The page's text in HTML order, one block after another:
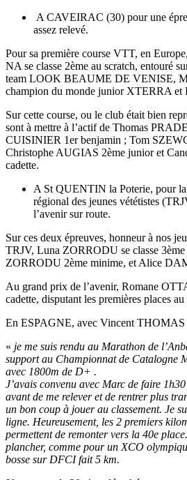
A CAVEIRAC (30) pour une
assez relevé.
Pour sa première course VTT, en
NA se classe 2ème au scratch, entouré
team LOOK BEAUME DE VENISE,
champion du monde junior XTERRA
Sur cette course, ou le club était bien
sont à mettre à l’actif de Thomas
CUISINIER 1er benjamin ; Tom
Christophe AUGIAS 2ème junior et
cadette.
A St QUENTIN la Poterie, pour la
régional des jeunes vététistes
l’avenir sur route.
Sur ces deux épreuves, honneur à nos
TRJV, Luna ZORRODU se classe 3ème
ZORRODU 2ème minime, et Alice
Au grand prix de l’avenir, Romane
cadette, disputant les premières places au
En ESPAGNE, avec Vincent THOMAS
« je me suis rendu au Marathon de
support au Championnat de Catalogne
avec 1800m de D+ .
J’avais convenu avec Marc de faire
avant de me relever et de rentrer plus
un bon coup à jouer au classement. Je
ligne. Heureusement, les 2 premiers
permettent de remonter vers la 40e
plancher, comme pour un XCO
bosse sur DFCI fait 5 km.